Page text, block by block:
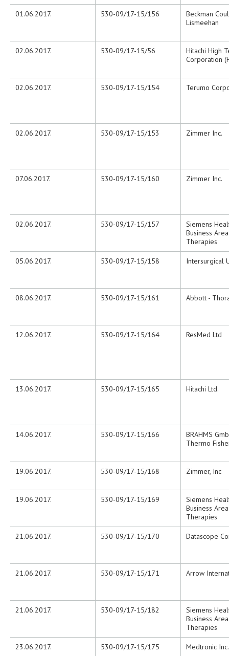
01.06.2017. 530-09/17-15/156
Beckman
Lismeehan
02.06.2017. 530-09/17-15/56
Hitachi High
Corporation
02.06.2017. 530-09/17-15/154 Terumo
02.06.2017. 530-09/17-15/153 Zimmer Inc.
07.06.2017. 530-09/17-15/160 Zimmer Inc.
02.06.2017. 530-09/17-15/157
Siemens
Business
Therapies
05.06.2017. 530-09/17-15/158 Intersurgical
08.06.2017. 530-09/17-15/161 Abbott -
12.06.2017. 530-09/17-15/164 ResMed Ltd
13.06.2017. 530-09/17-15/165 Hitachi Ltd.
14.06.2017. 530-09/17-15/166
BRAHMS
Thermo
19.06.2017. 530-09/17-15/168 Zimmer, Inc
19.06.2017. 530-09/17-15/169
Siemens
Business
Therapies
21.06.2017. 530-09/17-15/170 Datascope
21.06.2017. 530-09/17-15/171 Arrow
21.06.2017. 530-09/17-15/182
Siemens
Business
Therapies
23.06.2017. 530-09/17-15/175 Medtronic Inc.